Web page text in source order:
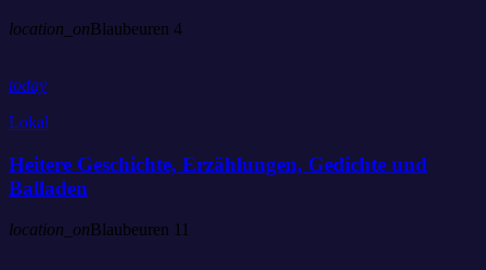
location_onBlaubeuren 4
today
Lokal
Heitere Geschichte, Erzählungen, Gedichte und
Balladen
location_on Blaubeuren 11